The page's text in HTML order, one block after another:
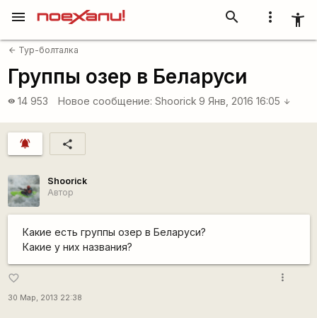
more_vert accessibility_new
search
menu
arrow_back Тур-болталка
Группы озер в Беларуси
visibility 14 953 Новое сообщение: Shoorick 9 Янв, 2016 16:05 arrow_downward
notifications_active share
Shoorick
Автор
Какие есть группы озер в Беларуси?
Какие у них названия?
favorite_border
30 Мар, 2013 22:38
more_vert